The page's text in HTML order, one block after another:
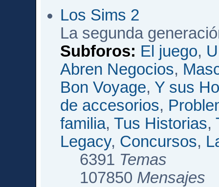
Los Sims 2
La segunda
Subforos: El juego,
Abren Negocios,
Bon Voyage, Y sus
de accesorios,
familia,Tus Historias,
Legacy, Concursos,
6391 Temas
107850 Mensajes